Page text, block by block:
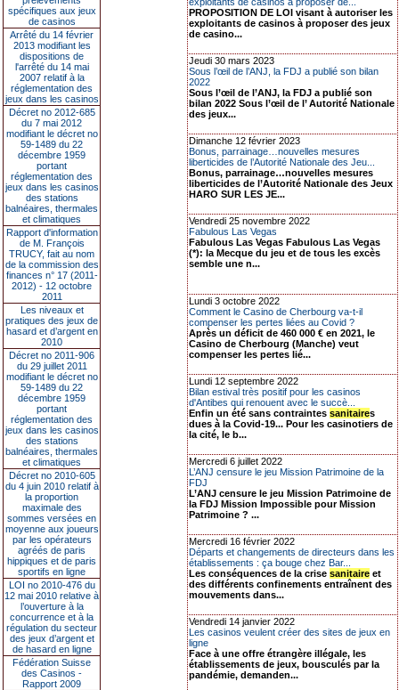
spécifiques aux jeux
de casinos
Arrêté du 14 février
2013 modifiant les
dispositions de
l'arrêté du 14 mai
2007 relatif à la
réglementation des
jeux dans les casinos
Décret no 2012-685
du 7 mai 2012
modifiant le décret no
59-1489 du 22
décembre 1959
portant
réglementation des
jeux dans les casinos
des stations
balnéaires, thermales
et climatiques
Rapport d'information
de M. François
TRUCY, fait au nom
de la commission des
finances n° 17 (2011-
2012) - 12 octobre
2011
Les niveaux et
pratiques des jeux de
hasard et d’argent en
2010
Décret no 2011-906
du 29 juillet 2011
modifiant le décret no
59-1489 du 22
décembre 1959
portant
réglementation des
jeux dans les casinos
des stations
balnéaires, thermales
et climatiques
Décret no 2010-605
du 4 juin 2010 relatif à
la proportion
maximale des
sommes versées en
moyenne aux joueurs
par les opérateurs
agréés de paris
hippiques et de paris
sportifs en ligne
LOI no 2010-476 du
12 mai 2010 relative à
l’ouverture à la
concurrence et à la
régulation du secteur
des jeux d’argent et
de hasard en ligne
Fédération Suisse
des Casinos -
Rapport 2009
PROPOSITION DE LOI visant à autoriser les
exploitants de casinos à proposer des jeux
de casino...
Jeudi 30 mars 2023
Sous l’œil de l’ANJ, la FDJ a publié son bilan
2022
Sous l’œil de l’ANJ, la FDJ a publié son
bilan 2022 Sous l’œil de l’ Autorité Nationale
des jeux...
Dimanche 12 février 2023
Bonus, parrainage…nouvelles mesures
liberticides de l’Autorité Nationale des Jeu...
Bonus, parrainage…nouvelles mesures
liberticides de l’Autorité Nationale des Jeux
HARO SUR LES JE...
Vendredi 25 novembre 2022
Fabulous Las Vegas
Fabulous Las Vegas Fabulous Las Vegas
(*): la Mecque du jeu et de tous les excès
semble une n...
Lundi 3 octobre 2022
Comment le Casino de Cherbourg va-t-il
compenser les pertes liées au Covid ?
Après un déficit de 460 000 € en 2021, le
Casino de Cherbourg (Manche) veut
compenser les pertes lié...
Lundi 12 septembre 2022
Bilan estival très positif pour les casinos
d'Antibes qui renouent avec le succè...
Enfin un été sans contraintes sanitaires
dues à la Covid-19... Pour les casinotiers de
la cité, le b...
Mercredi 6 juillet 2022
L’ANJ censure le jeu Mission Patrimoine de la
FDJ
L’ANJ censure le jeu Mission Patrimoine de
la FDJ Mission Impossible pour Mission
Patrimoine ? ...
Mercredi 16 février 2022
Départs et changements de directeurs dans les
établissements : ça bouge chez Bar...
Les conséquences de la crise sanitaire et
des différents confinements entraînent des
mouvements dans...
Vendredi 14 janvier 2022
Les casinos veulent créer des sites de jeux en
ligne
Face à une offre étrangère illégale, les
établissements de jeux, bousculés par la
pandémie, demanden...